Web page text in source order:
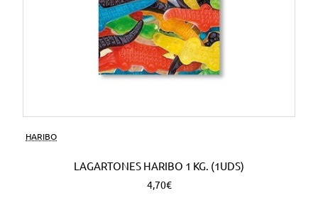
HARIBO
LAGARTONES HARIBO 1 KG. (1UDS)
4,70€